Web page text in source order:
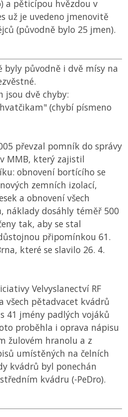
a pěticípou hvězdou v
už je uvedeno jmenovitě
(původně bylo 25 jmen).
byly původně i dvě mísy na
jsou dvě chyby:
(chybí písmeno
převzal pomník do správy
MMB, který zajistil
obnovení bortícího se
zemních izolací,
a obnovení všech
náklady dosáhly téměř 500
tak, aby se stal
připomínkou 61.
které se slavilo 26. 4.
Velvyslanectví RF
všech pětadvacet kvádrů
41 jmény padlých vojáků
proběhla i oprava nápisu
žulovém hranolu a z
umístěných na čelních
kvádrů byl ponechán
kvádru (-PeDro).